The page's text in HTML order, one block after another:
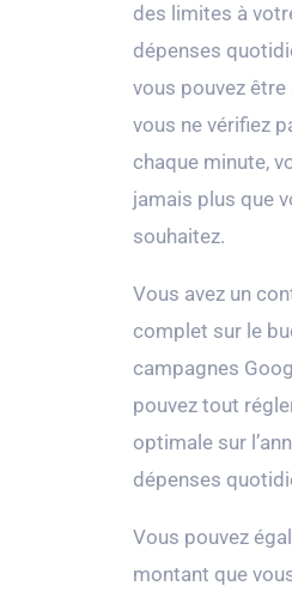
des limites à
dépenses
vous pouvez
vous ne vérifiez
chaque minute,
jamais plus que
souhaitez.
Vous avez un
complet sur le
campagnes
pouvez tout
optimale sur
dépenses
Vous pouvez
montant que